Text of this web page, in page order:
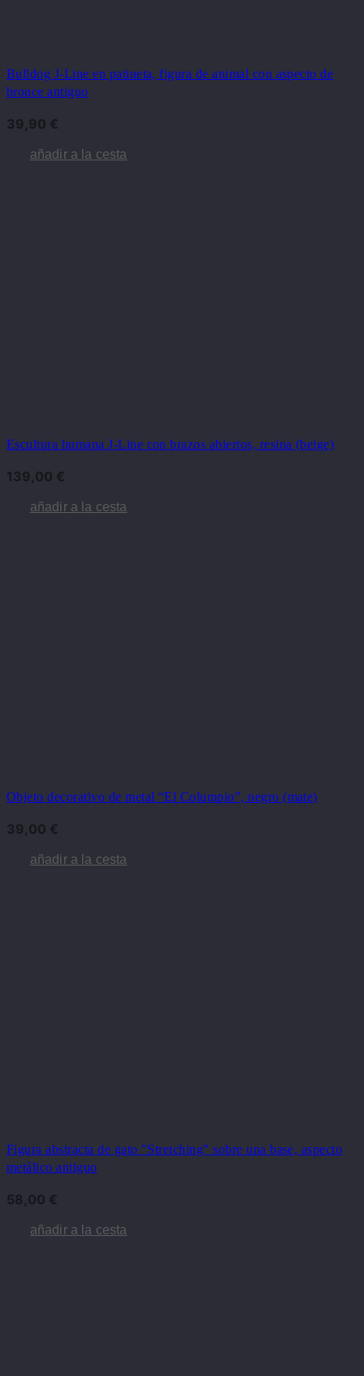
Bulldog J-Line en patineta, figura de animal con aspecto de
bronce antiguo
39,90 €
añadir a la cesta
Escultura humana J-Line con brazos abiertos, resina (beige)
139,00 €
añadir a la cesta
Objeto decorativo de metal “El Columpio”, negro (mate)
39,00 €
añadir a la cesta
Figura abstracta de gato "Stretching" sobre una base, aspecto
metálico antiguo
58,00 €
añadir a la cesta